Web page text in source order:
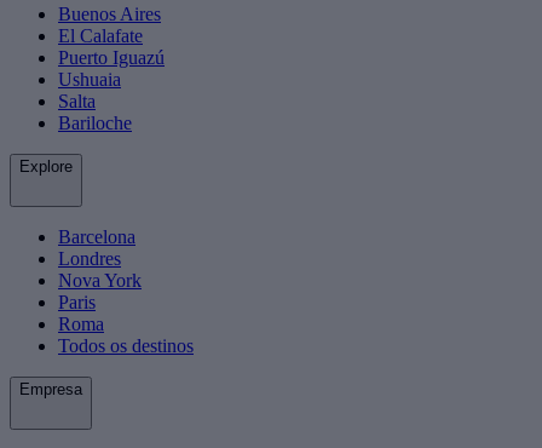
Buenos Aires
El Calafate
Puerto Iguazú
Ushuaia
Salta
Bariloche
Explore
Barcelona
Londres
Nova York
Paris
Roma
Todos os destinos
Empresa